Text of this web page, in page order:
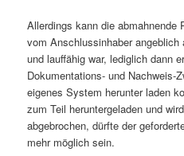
Allerdings kann die abmahnende
vom Anschlussinhaber
und lauffähig war, lediglich dann
Dokumentations- und Nachweis-
eigenes System herunter laden
zum Teil heruntergeladen und
abgebrochen, dürfte der
mehr möglich sein.